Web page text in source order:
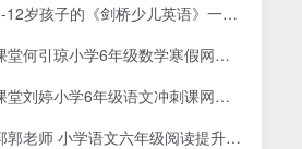
子的《剑桥少儿英语》一级+二级+三级 学而思教学讲义+视频！
何引琼小学6年级数学寒假网课视频
刘婷小学6年级语文冲刺课网课视频
老师 小学语文六年级阅读提升课（完结）